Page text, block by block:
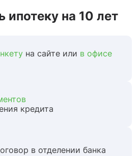
ипотеку на 10 лет
на сайте или в офисе
кредита
в отделении банка